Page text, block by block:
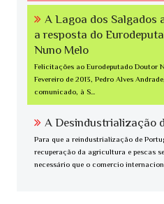
A Lagoa dos Salgados
a resposta do
Nuno Melo
Felicitações ao Eurodeputado Doutor
Fevereiro de 2013, Pedro Alves
comunicado, à S...
A Desindustrialização
Para que a reindustrialização de
recuperação da agricultura e pescas
necessário que o comercio